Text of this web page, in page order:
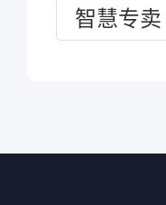
智慧专卖